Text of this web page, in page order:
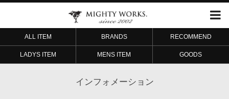
ALL ITEM BRANDS RECOMMEND
LADYS ITEM MENS ITEM GOODS
インフォメーション